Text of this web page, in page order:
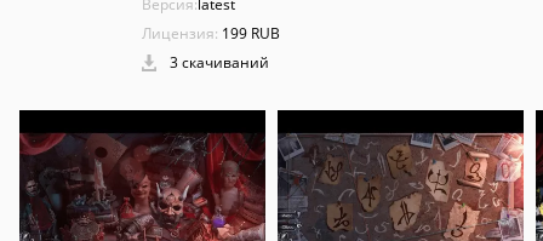
Версия:latest
Лицензия: 199 RUB
3 скачиваний